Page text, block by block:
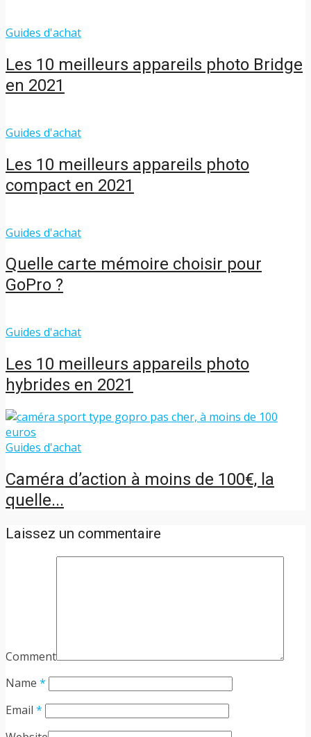
Guides d'achat
Les 10 meilleurs appareils photo Bridge
en 2021
Guides d'achat
Les 10 meilleurs appareils photo
compact en 2021
Guides d'achat
Quelle carte mémoire choisir pour
GoPro ?
Guides d'achat
Les 10 meilleurs appareils photo
hybrides en 2021
Guides d'achat
Caméra d’action à moins de 100€, la
quelle...
Laissez un commentaire
Comment
Name *
Email *